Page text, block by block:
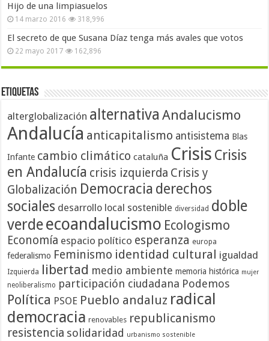
Hijo de una limpiasuelos
14 marzo 2016 318,996
El secreto de que Susana Díaz tenga más avales que votos
22 mayo 2017 162,896
Etiquetas
alterglobalización alternativa Andalucismo
Andalucía anticapitalismo antisistema Blas
Infante cambio climático cataluña Crisis Crisis
en Andalucía crisis izquierda Crisis y
Globalización Democracia derechos
sociales desarrollo local sostenible diversidad doble
verdeecoandalucismo Ecologismo
Economía espacio político esperanza europa
federalismo Feminismo identidad cultural igualdad
Izquierda libertad medio ambiente memoria histórica mujer
neoliberalismo participación ciudadana Podemos
Política PSOE Pueblo andaluz radical
democracia renovables republicanismo
resistencia solidaridad urbanismo sostenible